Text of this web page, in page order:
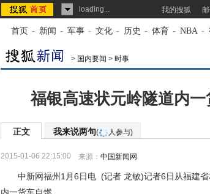
loading... 我的搜狐
首页 - 新闻 - 军事 - 文化 - 历史 - 体育 - NBA -
> 国内要闻 > 时事
福银高速状元岭隧道内
正文 我来说两句( 人参与)
2015-01-06 22:15:00 来源： 中国新闻网
中新网福州1月6日电 (记者 龙敏)记者6日从福建省